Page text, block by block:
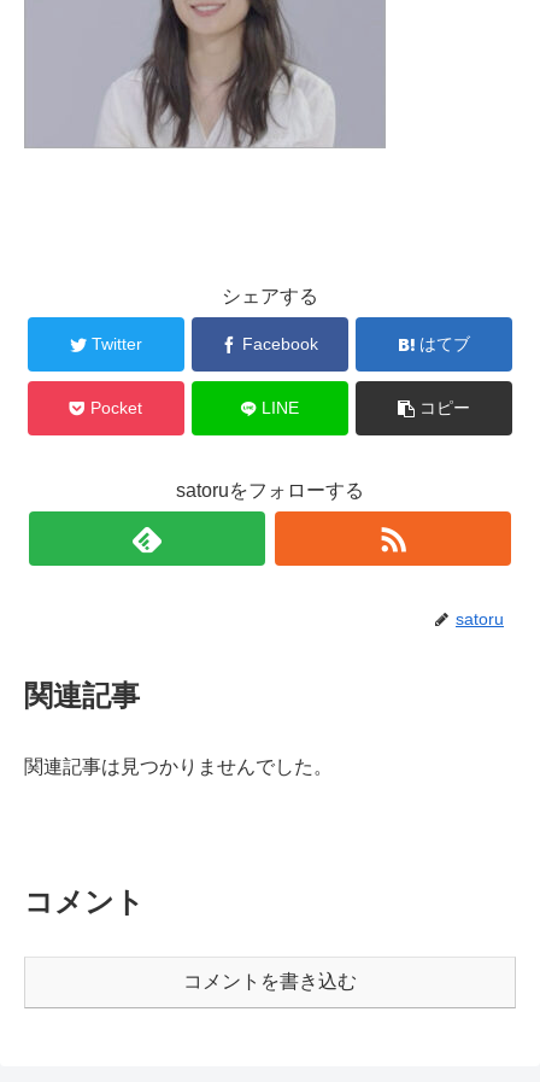
シェアする
Twitter Facebook はてブ
Pocket LINE コピー
satoruをフォローする
satoru
関連記事
関連記事は見つかりませんでした。
コメント
コメントを書き込む